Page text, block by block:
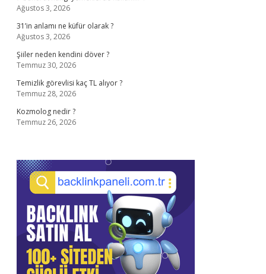
Ağustos 3, 2026
31’in anlamı ne küfür olarak ?
Ağustos 3, 2026
Şiiler neden kendini döver ?
Temmuz 30, 2026
Temizlik görevlisi kaç TL alıyor ?
Temmuz 28, 2026
Kozmolog nedir ?
Temmuz 26, 2026